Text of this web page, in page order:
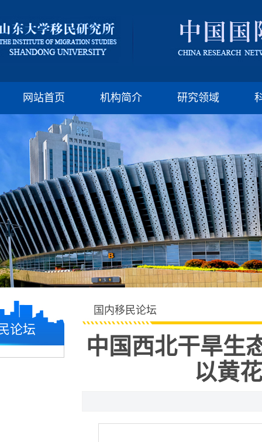
网站首页 机构简介 研究领域
论坛
国内移民论坛
中国西北干旱生
以黄
版权所有：山东
邮编:250100 电话